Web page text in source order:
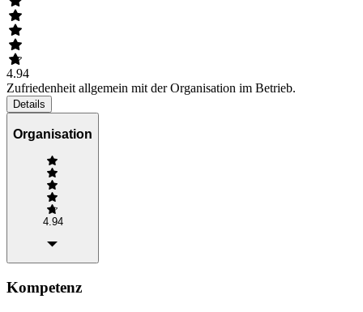
4.94
Zufriedenheit allgemein mit der Organisation im Betrieb.
Details
Organisation
4.94
Kompetenz